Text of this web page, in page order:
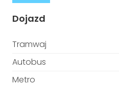
Dojazd
Tramwaj
Autobus
Metro